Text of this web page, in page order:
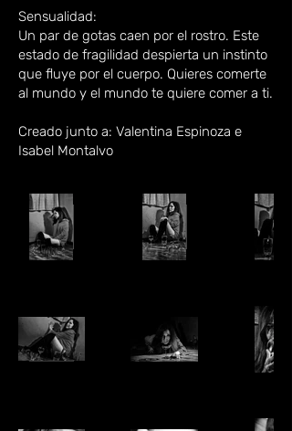
Sensualidad:
Un par de gotas caen por el rostro. Este
estado de fragilidad despierta un instinto
que fluye por el cuerpo. Quieres comerte
al mundo y el mundo te quiere comer a ti.
Creado junto a: Valentina Espinoza e
Isabel Montalvo